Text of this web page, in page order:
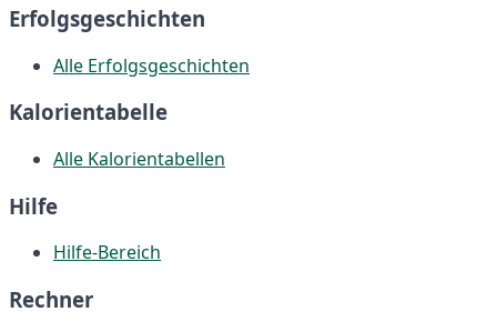
Erfolgsgeschichten
Alle Erfolgsgeschichten
Kalorientabelle
Alle Kalorientabellen
Hilfe
Hilfe-Bereich
Rechner